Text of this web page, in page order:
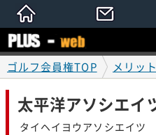
ゴルフ会員権TOP メリッ
太平洋アソシエイ
タイヘイヨウアソシエイツ